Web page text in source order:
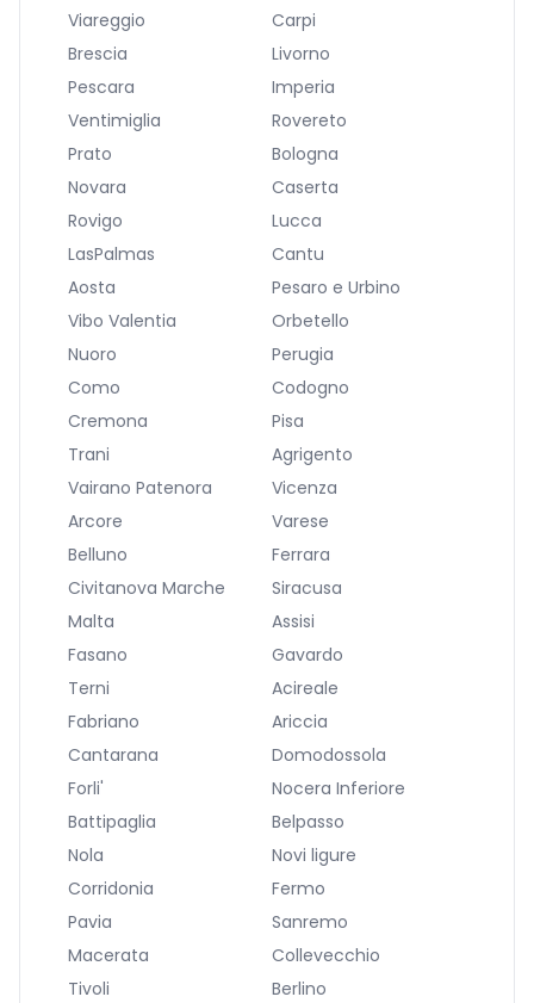
Viareggio
Carpi
Brescia
Livorno
Pescara
Imperia
Ventimiglia
Rovereto
Prato
Bologna
Novara
Caserta
Rovigo
Lucca
LasPalmas
Cantu
Aosta
Pesaro e Urbino
Vibo Valentia
Orbetello
Nuoro
Perugia
Como
Codogno
Cremona
Pisa
Trani
Agrigento
Vairano Patenora
Vicenza
Arcore
Varese
Belluno
Ferrara
Civitanova Marche
Siracusa
Malta
Assisi
Fasano
Gavardo
Terni
Acireale
Fabriano
Ariccia
Cantarana
Domodossola
Forli'
Nocera Inferiore
Battipaglia
Belpasso
Nola
Novi ligure
Corridonia
Fermo
Pavia
Sanremo
Macerata
Collevecchio
Tivoli
Berlino